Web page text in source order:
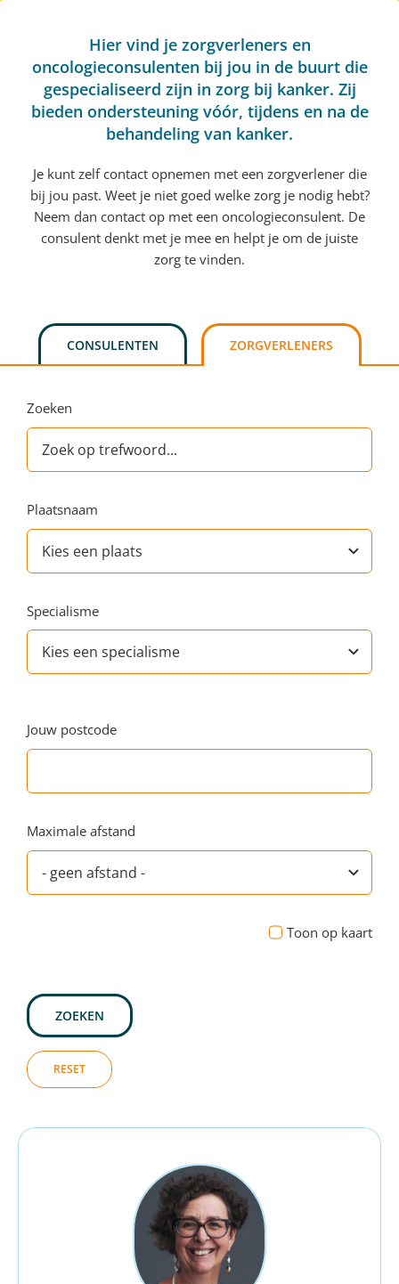
Hier vind je zorgverleners en
oncologieconsulenten bij jou in de buurt die
gespecialiseerd zijn in zorg bij kanker. Zij
bieden ondersteuning vóór, tijdens en na de
behandeling van kanker.
Je kunt zelf contact opnemen met een zorgverlener die
bij jou past. Weet je niet goed welke zorg je nodig hebt?
Neem dan contact op met een oncologieconsulent. De
consulent denkt met je mee en helpt je om de juiste
zorg te vinden.
CONSULENTEN ZORGVERLENERS
Zoeken
Plaatsnaam
Specialisme
Jouw postcode
Maximale afstand
Toon op kaart
ZOEKEN
RESET